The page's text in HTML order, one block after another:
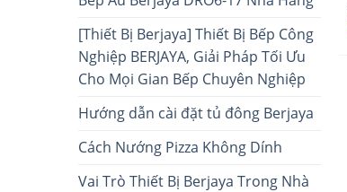
[Thiết Bị Berjaya] Thiết Bị Bếp Công
Nghiệp BERJAYA, Giải Pháp Tối Ưu
Cho Mọi Gian Bếp Chuyên Nghiệp
Hướng dẫn cài đặt tủ đông Berjaya
Cách Nướng Pizza Không Dính
Vai Trò Thiết Bị Berjaya Trong Nhà